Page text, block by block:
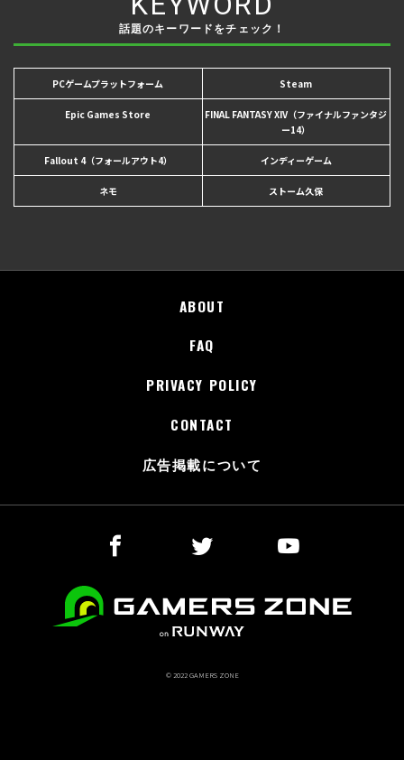
話題のキーワードをチェック！
PCゲームプラットフォーム Steam
Epic Games Store
FINAL FANTASY XIV（ファイナルファンタジ
ー14）
Fallout 4（フォールアウト4） インディーゲーム
ネモ ストーム久保
ABOUT
FAQ
PRIVACY POLICY
CONTACT
広告掲載について
© 2022 GAMERS ZONE